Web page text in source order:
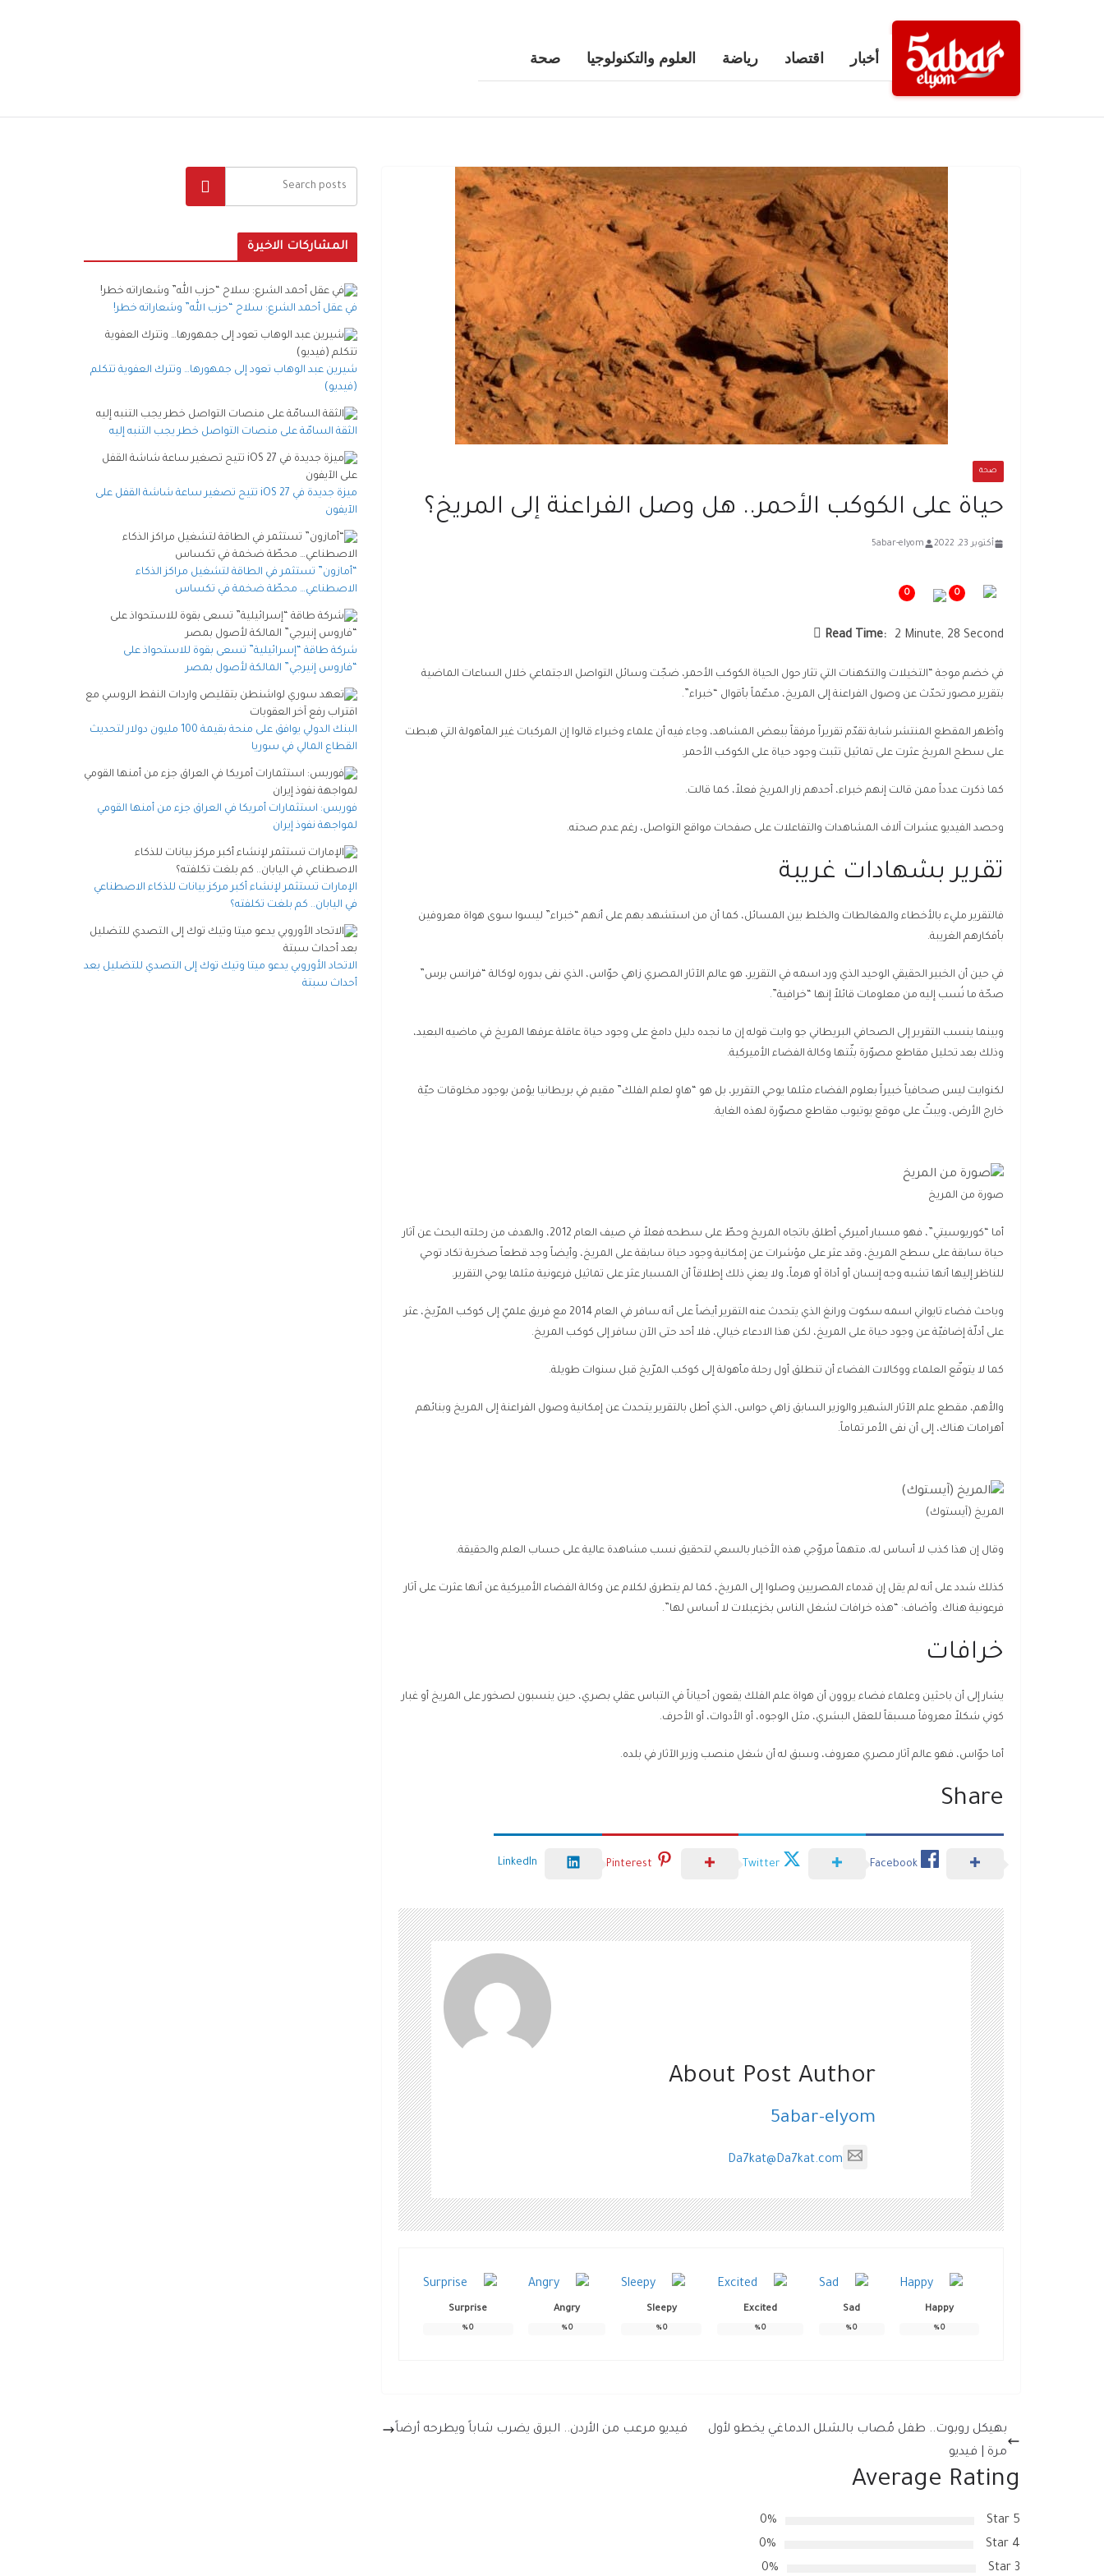
أخبار اقتصاد رياضة العلوم والتكنولوجيا صحة
صحة
حياة على الكوكب الأحمر.. هل وصل الفراعنة إلى المريخ؟
أكتوبر 23, 2022 5abar-elyom
0
0
Read Time: 2 Minute, 28 Second
في خضم موجة “التخيلات والتكهنات التي تثار حول الحياة الكوكب الأحمر، ضجّت وسائل التواصل الاجتماعي خلال الساعات الماضية
بتقرير مصور تحدّث عن وصول الفراعنة إلى المريخ، مدعّماً بأقوال “خبراء”.
وأظهر المقطع المنتشر شابة تقدّم تقريراً مرفقاً ببعض المشاهد، وجاء فيه أن علماء وخبراء قالوا إن المركبات غير المأهولة التي هبطت
على سطح المريخ عثرت على تماثيل تثبت وجود حياة على الكوكب الأحمر.
كما ذكرت عدداً ممن قالت إنهم خبراء، أحدهم زار المريخ فعلاً، كما قالت.
وحصد الفيديو عشرات آلاف المشاهدات والتفاعلات على صفحات مواقع التواصل، رغم عدم صحته.
تقرير بشهادات غريبة
فالتقرير مليء بالأخطاء والمغالطات والخلط بين المسائل، كما أن من استشهد بهم على أنهم “خبراء” ليسوا سوى هواة معروفين
بأفكارهم الغريبة.
في حين أن الخبير الحقيقي الوحيد الذي ورد اسمه في التقرير، هو عالم الآثار المصري زاهي حوّاس، الذي نفى بدوره لوكالة “فرانس برس”
صحّة ما نُسب إليه من معلومات قائلاً إنها “خرافية”.
وبينما ينسب التقرير إلى الصحافي البريطاني جو وايت قوله إن ما نجده دليل دامغ على وجود حياة عاقلة عرفها المريخ في ماضيه البعيد،
وذلك بعد تحليل مقاطع مصوّرة بثّتها وكالة الفضاء الأميركية.
لكنوايت ليس صحافياً خبيراً بعلوم الفضاء مثلما يوحي التقرير، بل هو “هاوٍ لعلم الفلك” مقيم في بريطانيا يؤمن بوجود مخلوقات حيّة
خارج الأرض، ويبثّ على موقع يوتيوب مقاطع مصوّرة لهذه الغاية.
صورة من المريخ
أما “كوريوسيتي”، فهو مسبار أميركي أطلق باتجاه المريخ وحطّ على سطحه فعلاً في صيف العام 2012، والهدف من رحلته البحث عن آثار
حياة سابقة على سطح المريخ، وقد عثر على مؤشرات عن إمكانية وجود حياة سابقة على المريخ، وأيضاً وجد قطعاً صخرية تكاد توحي
للناظر إليها أنها تشبه وجه إنسان أو أداة أو هرماً، ولا يعني ذلك إطلاقاً أن المسبار عثر على تماثيل فرعونية مثلما يوحي التقرير.
وباحث فضاء تايواني اسمه سكوت ورانغ الذي يتحدث عنه التقرير أيضاً على أنه سافر في العام 2014 مع فريق علميّ إلى كوكب المرّيخ، عثر
على أدلّة إضافيّة عن وجود حياة على المريخ، لكن هذا الادعاء خيالي، فلا أحد حتى الآن سافر إلى كوكب المريخ.
كما لا يتوقّع العلماء ووكالات الفضاء أن تنطلق أول رحلة مأهولة إلى كوكب المرّيخ قبل سنوات طويلة.
والأهم، مقطع علم الآثار الشهير والوزير السابق زاهي حواس، الذي أطل بالتقرير يتحدث عن إمكانية وصول الفراعنة إلى المريخ وبنائهم
أهرامات هناك، إلى أن نفى الأمر تماماً.
المريخ (آيستوك)
وقال إن هذا كذب لا أساس له، متهماً مروّجي هذه الأخبار بالسعي لتحقيق نسب مشاهدة عالية على حساب العلم والحقيقة.
كذلك شدد على أنه لم يقل إن قدماء المصريين وصلوا إلى المريخ، كما لم يتطرق لكلام عن وكالة الفضاء الأميركية عن أنها عثرت على آثار
فرعونية هناك. وأضاف: “هذه خرافات لشغل الناس بخزعبلات لا أساس لها”.
خرافات
يشار إلى أن باحثين وعلماء فضاء يروون أن هواة علم الفلك يقعون أحياناً في التباس عقلي بصري، حين ينسبون لصخور على المريخ أو غبار
كوني شكلاً معروفاً مسبقاً للعقل البشري، مثل الوجوه، أو الأدوات، أو الأحرف.
أما حوّاس، فهو عالم آثار مصري معروف، وسبق له أن شغل منصب وزير الآثار في بلده.
Share
Facebook
Twitter
Pinterest
LinkedIn
About Post Author
5abar-elyom
Da7kat@Da7kat.com
Happy
0
%
Sad
0
%
Excited
0
%
Sleepy
0
%
Angry
0
%
Surprise
0
%
بهيكل روبوت.. طفل مُصاب بالشلل الدماغي يخطو لأول
مرة | فيديو
فيديو مرعب من الأردن.. البرق يضرب شاباً ويطرحه أرضاً
Average Rating
5 Star
0%
4 Star
0%
3 Star
0%
المشاركات الاخيرة
في عقل أحمد الشرع: سلاح “حزب الله” وشعاراته خطر!
شيرين عبد الوهاب تعود إلى جمهورها… وتترك العفوية تتكلم
(فيديو)
الثقة السامّة على منصات التواصل خطر يجب التنبه إليه
ميزة جديدة في iOS 27 تتيح تصغير ساعة شاشة القفل على
الآيفون
“أمازون” تستثمر في الطاقة لتشغيل مراكز الذكاء
الاصطناعي… محطّة ضخمة في تكساس
شركة طاقة “إسرائيلية” تسعى بقوة للاستحواذ على
“فاروس إنيرجي” المالكة لأصول بمصر
البنك الدولي يوافق على منحة بقيمة 100 مليون دولار لتحديث
القطاع المالي في سوريا
فوربس: استثمارات أمريكا في العراق جزء من أمنها القومي
لمواجهة نفوذ إيران
الإمارات تستثمر لإنشاء أكبر مركز بيانات للذكاء الاصطناعي
في اليابان.. كم بلغت تكلفته؟
الاتحاد الأوروبي يدعو ميتا وتيك توك إلى التصدي للتضليل بعد
أحداث سبتة